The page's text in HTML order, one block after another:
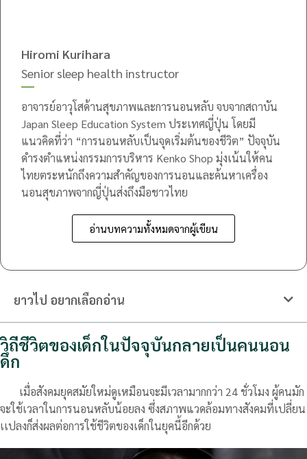
Hiromi Kurihara
Senior sleep health instructor
อาจารย์อาวุโสด้านสุขภาพและการนอนหลับ จบจากสถาบัน
Japan Sleep Education System ประเทศญี่ปุ่น โดยมี
แนวคิดที่ว่า “การนอนหลับเป็นจุดเริ่มต้นของชีวิต” ปัจจุบัน
ดำรงตำแหน่งกรรมการบริหาร Kenko Shop มุ่งเน้นให้คน
ไทยตระหนักถึงความสำคัญของการนอนและค้นหาเครื่อง
นอนสุขภาพจากญี่ปุ่นส่งถึงมือชาวไทย
อ่านบทความทั้งหมดจากผู้เขียน
ยาวไป อยากเลือกอ่าน
วิถีชีวิตของเด็กในปัจจุบันกลายเป็นคนนอน
ดึก
เมื่อสังคมยุคสมัยใหม่ดูเหมือนจะมีเวลามากกว่า 24 ชั่วโมง ผู้คนมัก
จะใช้เวลาในการนอนหลับน้อยลง ซึ่งสภาพแวดล้อมทางสังคมที่เปลี่ยน
เเปลงก็ส่งผลต่อการใช้ชีวิตของเด็กในยุคนี้อีกด้วย